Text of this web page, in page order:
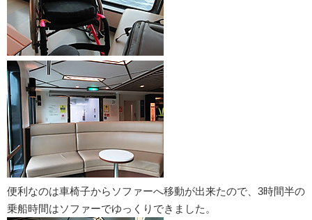
便利なのは車椅子からソファーへ移動が出来たので、3時間半の
乗船時間はソファーでゆっくりできました。